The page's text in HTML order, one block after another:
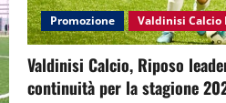
Promozione Valdinisi Calcio
Valdinisi Calcio, Riposo
continuità per la stagione